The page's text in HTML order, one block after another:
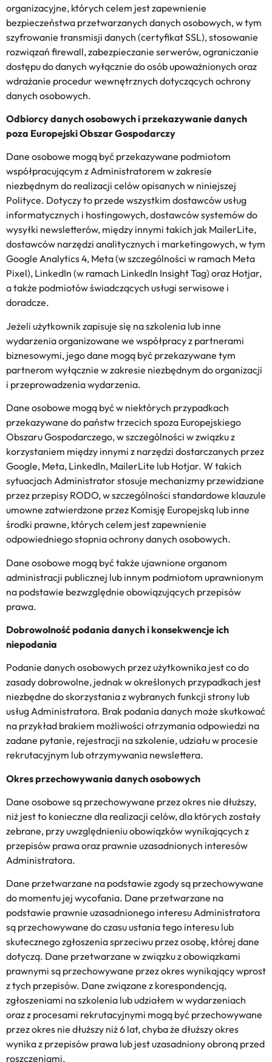
organizacyjne, których celem jest zapewnienie
bezpieczeństwa przetwarzanych danych osobowych, w tym
szyfrowanie transmisji danych (certyfikat SSL), stosowanie
rozwiązań firewall, zabezpieczanie serwerów, ograniczanie
dostępu do danych wyłącznie do osób upoważnionych oraz
wdrażanie procedur wewnętrznych dotyczących ochrony
danych osobowych.
Odbiorcy danych osobowych i przekazywanie danych
poza Europejski Obszar Gospodarczy
Dane osobowe mogą być przekazywane podmiotom
współpracującym z Administratorem w zakresie
niezbędnym do realizacji celów opisanych w niniejszej
Polityce. Dotyczy to przede wszystkim dostawców usług
informatycznych i hostingowych, dostawców systemów do
wysyłki newsletterów, między innymi takich jak MailerLite,
dostawców narzędzi analitycznych i marketingowych, w tym
Google Analytics 4, Meta (w szczególności w ramach Meta
Pixel), LinkedIn (w ramach LinkedIn Insight Tag) oraz Hotjar,
a także podmiotów świadczących usługi serwisowe i
doradcze.
Jeżeli użytkownik zapisuje się na szkolenia lub inne
wydarzenia organizowane we współpracy z partnerami
biznesowymi, jego dane mogą być przekazywane tym
partnerom wyłącznie w zakresie niezbędnym do organizacji
i przeprowadzenia wydarzenia.
Dane osobowe mogą być w niektórych przypadkach
przekazywane do państw trzecich spoza Europejskiego
Obszaru Gospodarczego, w szczególności w związku z
korzystaniem między innymi z narzędzi dostarczanych przez
Google, Meta, LinkedIn, MailerLite lub Hotjar. W takich
sytuacjach Administrator stosuje mechanizmy przewidziane
przez przepisy RODO, w szczególności standardowe klauzule
umowne zatwierdzone przez Komisję Europejską lub inne
środki prawne, których celem jest zapewnienie
odpowiedniego stopnia ochrony danych osobowych.
Dane osobowe mogą być także ujawnione organom
administracji publicznej lub innym podmiotom uprawnionym
na podstawie bezwzględnie obowiązujących przepisów
prawa.
Dobrowolność podania danych i konsekwencje ich
niepodania
Podanie danych osobowych przez użytkownika jest co do
zasady dobrowolne, jednak w określonych przypadkach jest
niezbędne do skorzystania z wybranych funkcji strony lub
usług Administratora. Brak podania danych może skutkować
na przykład brakiem możliwości otrzymania odpowiedzi na
zadane pytanie, rejestracji na szkolenie, udziału w procesie
rekrutacyjnym lub otrzymywania newslettera.
Okres przechowywania danych osobowych
Dane osobowe są przechowywane przez okres nie dłuższy,
niż jest to konieczne dla realizacji celów, dla których zostały
zebrane, przy uwzględnieniu obowiązków wynikających z
przepisów prawa oraz prawnie uzasadnionych interesów
Administratora.
Dane przetwarzane na podstawie zgody są przechowywane
do momentu jej wycofania. Dane przetwarzane na
podstawie prawnie uzasadnionego interesu Administratora
są przechowywane do czasu ustania tego interesu lub
skutecznego zgłoszenia sprzeciwu przez osobę, której dane
dotyczą. Dane przetwarzane w związku z obowiązkami
prawnymi są przechowywane przez okres wynikający wprost
z tych przepisów. Dane związane z korespondencją,
zgłoszeniami na szkolenia lub udziałem w wydarzeniach
oraz z procesami rekrutacyjnymi mogą być przechowywane
przez okres nie dłuższy niż 6 lat, chyba że dłuższy okres
wynika z przepisów prawa lub jest uzasadniony obroną przed
roszczeniami.